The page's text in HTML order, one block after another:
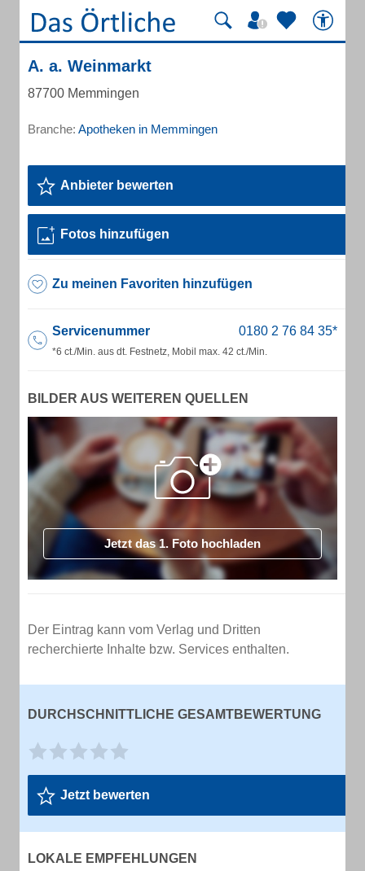
A. a. Weinmarkt
87700 Memmingen
Branche: Apotheken in Memmingen
Anbieter bewerten
Fotos hinzufügen
Zu meinen Favoriten hinzufügen
Servicenummer
*6 ct./Min. aus dt. Festnetz, Mobil max. 42 ct./Min.
BILDER AUS WEITEREN QUELLEN
Jetzt das 1. Foto hochladen
Der Eintrag kann vom Verlag und Dritten
recherchierte Inhalte bzw. Services enthalten.
DURCHSCHNITTLICHE GESAMTBEWERTUNG
Jetzt bewerten
LOKALE EMPFEHLUNGEN